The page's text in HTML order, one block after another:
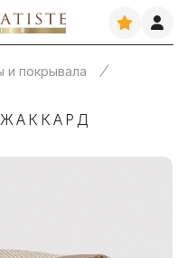
и покрывала